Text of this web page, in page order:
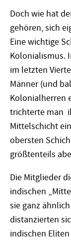
Doch wie hat
gehören, sich
Eine wichtige
Kolonialismus.
im letzten
Männer (und
Kolonialherren
trichterte man
Mittelschicht
obersten
größtenteils
Die Mitglieder
indischen
sie ganz
distanzierten
indischen